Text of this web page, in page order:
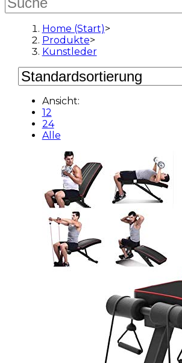
Home (Start)>
Produkte>
Kunstleder
Ansicht:
12
24
Alle